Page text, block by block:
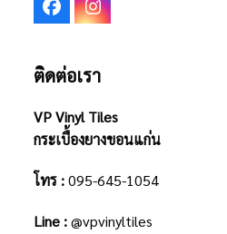
FacebookInstagram
ติดต่อเรา
VP Vinyl Tiles
กระเบื้องยางขอนแก่น
โทร :095-645-1054
Line :@vpvinyltiles